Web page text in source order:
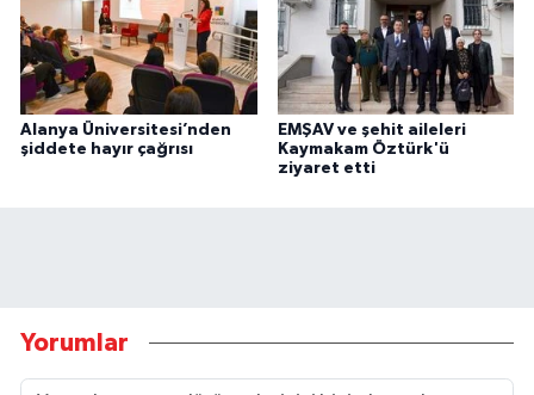
Alanya Üniversitesi’nden
şiddete hayır çağrısı
EMŞAV ve şehit aileleri
Kaymakam Öztürk'ü
ziyaret etti
Yorumlar